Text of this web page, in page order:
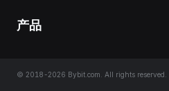
产品
© 2018-2026 Bybit.com. All rights reserved.